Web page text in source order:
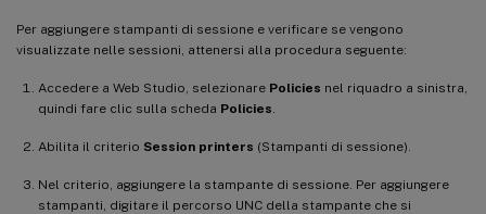
Per aggiungere stampanti di sessione e verificare se vengono
visualizzate nelle sessioni, attenersi alla procedura seguente:
Accedere a Web Studio, selezionare Policies nel riquadro a sinistra,
quindi fare clic sulla scheda Policies
Abilita il criterio Session printers (Stampanti di sessione).
Nel criterio, aggiungere la stampante di sessione. Per aggiungere
stampanti, digitare il percorso UNC della stampante che si